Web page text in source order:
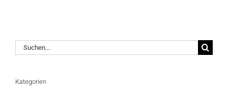
Suche
nach:
Kategorien